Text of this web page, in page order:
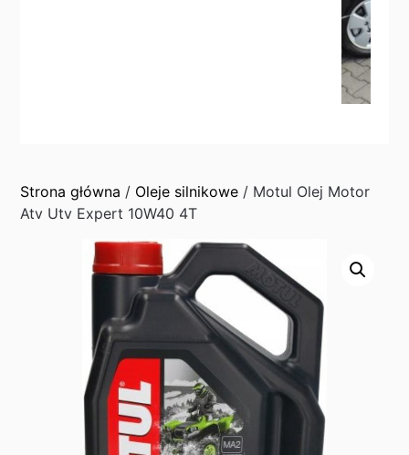
Strona główna / Oleje silnikowe / Motul Olej Motor
Atv Utv Expert 10W40 4T